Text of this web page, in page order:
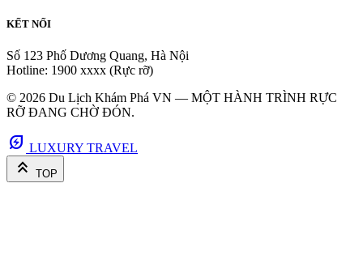
KẾT NỐI
Số 123 Phố Dương Quang, Hà Nội
Hotline: 1900 xxxx (Rực rỡ)
© 2026 Du Lịch Khám Phá VN — MỘT HÀNH TRÌNH RỰC
RỠ ĐANG CHỜ ĐÓN.
energy_savings_leaf LUXURY TRAVEL
keyboard_double_arrow_up TOP